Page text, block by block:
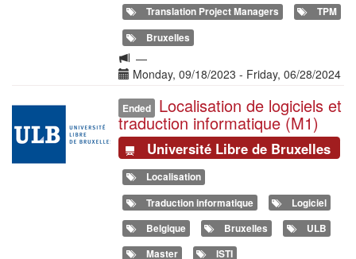
Translation Project Managers
TPM
Bruxelles
Langue
de
formation
—
Date(s)
Monday, 09/18/2023 - Friday, 06/28/2024
Illustration
Ended Localisation de logiciels et
traduction informatique (M1)
Université Libre de Bruxelles
Localisation
Traduction informatique
Logiciel
Belgique
Bruxelles
ULB
Master
ISTI